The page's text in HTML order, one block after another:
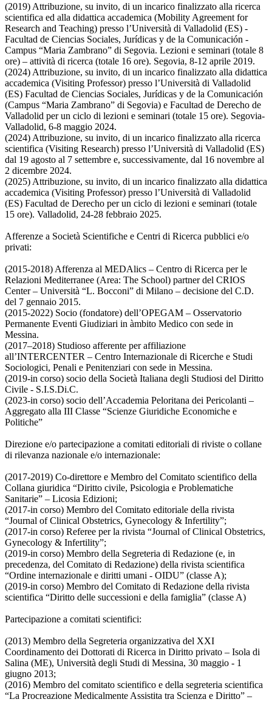
(2019) Attribuzione, su invito, di un incarico finalizzato alla ricerca
scientifica ed alla didattica accademica (Mobility Agreement for
Research and Teaching) presso l’Università di Valladolid (ES) -
Facultad de Ciencias Sociales, Jurídicas y de la Comunicación -
Campus “Maria Zambrano” di Segovia. Lezioni e seminari (totale 8
ore) – attività di ricerca (totale 16 ore). Segovia, 8-12 aprile 2019.
(2024) Attribuzione, su invito, di un incarico finalizzato alla didattica
accademica (Visiting Professor) presso l’Università di Valladolid
(ES) Facultad de Ciencias Sociales, Jurídicas y de la Comunicación
(Campus “Maria Zambrano” di Segovia) e Facultad de Derecho de
Valladolid per un ciclo di lezioni e seminari (totale 15 ore). Segovia-
Valladolid, 6-8 maggio 2024.
(2024) Attribuzione, su invito, di un incarico finalizzato alla ricerca
scientifica (Visiting Research) presso l’Università di Valladolid (ES)
dal 19 agosto al 7 settembre e, successivamente, dal 16 novembre al
2 dicembre 2024.
(2025) Attribuzione, su invito, di un incarico finalizzato alla didattica
accademica (Visiting Professor) presso l’Università di Valladolid
(ES) Facultad de Derecho per un ciclo di lezioni e seminari (totale
15 ore). Valladolid, 24-28 febbraio 2025.
Afferenze a Società Scientifiche e Centri di Ricerca pubblici e/o
privati:
(2015-2018) Afferenza al MEDAlics – Centro di Ricerca per le
Relazioni Mediterranee (Area: The School) partner del CRIOS
Center – Università “L. Bocconi” di Milano – decisione del C.D.
del 7 gennaio 2015.
(2015-2022) Socio (fondatore) dell’OPEGAM – Osservatorio
Permanente Eventi Giudiziari in àmbito Medico con sede in
Messina.
(2017–2018) Studioso afferente per affiliazione
all’INTERCENTER – Centro Internazionale di Ricerche e Studi
Sociologici, Penali e Penitenziari con sede in Messina.
(2019-in corso) socio della Società Italiana degli Studiosi del Diritto
Civile - S.I.S.Di.C.
(2023-in corso) socio dell’Accademia Peloritana dei Pericolanti –
Aggregato alla III Classe “Scienze Giuridiche Economiche e
Politiche”
Direzione e/o partecipazione a comitati editoriali di riviste o collane
di rilevanza nazionale e/o internazionale:
(2017-2019) Co-direttore e Membro del Comitato scientifico della
Collana giuridica “Diritto civile, Psicologia e Problematiche
Sanitarie” – Licosia Edizioni;
(2017-in corso) Membro del Comitato editoriale della rivista
“Journal of Clinical Obstetrics, Gynecology & Infertility”;
(2017-in corso) Referee per la rivista “Journal of Clinical Obstetrics,
Gynecology & Infertility”;
(2019-in corso) Membro della Segreteria di Redazione (e, in
precedenza, del Comitato di Redazione) della rivista scientifica
“Ordine internazionale e diritti umani - OIDU” (classe A);
(2019-in corso) Membro del Comitato di Redazione della rivista
scientifica “Diritto delle successioni e della famiglia” (classe A)
Partecipazione a comitati scientifici:
(2013) Membro della Segreteria organizzativa del XXI
Coordinamento dei Dottorati di Ricerca in Diritto privato – Isola di
Salina (ME), Università degli Studi di Messina, 30 maggio - 1
giugno 2013;
(2016) Membro del comitato scientifico e della segreteria scientifica
“La Procreazione Medicalmente Assistita tra Scienza e Diritto” –